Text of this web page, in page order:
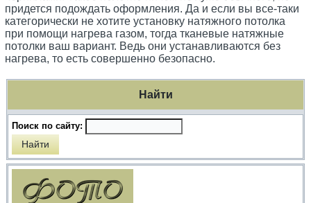
придется подождать оформления. Да и если вы все-таки
категорически не хотите установку натяжного потолка
при помощи нагрева газом, тогда тканевые натяжные
потолки ваш вариант. Ведь они устанавливаются без
нагрева, то есть совершенно безопасно.
Найти
Поиск по сайту: